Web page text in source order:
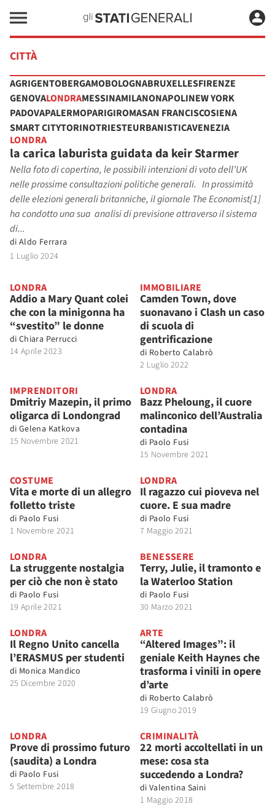
CITTÀ
AGRIGENTOBERGAMOBOLOGNABRUXELLESFIRENZE
GENOVALONDRAMESSINAMILANONAPOLINEW YORK
PADOVAPALERMOPARIGIROMASAN FRANCISCOSIENA
SMART CITYTORINOTRIESTEURBANISTICAVENEZIA
LONDRA
la carica laburista guidata da keir Starmer
Nella foto di copertina, le possibili intenzioni di voto dell’UK
nelle prossime consultazioni politiche generali. In prossimità
delle elezioni generali britanniche, il giornale The Economist[1]
ha condotto una sua analisi di previsione attraverso il sistema
di...
di Aldo Ferrara
1 Luglio 2024
LONDRA
Addio a Mary Quant colei
che con la minigonna ha
“svestito” le donne
di Chiara Perrucci
14 Aprile 2023
IMMOBILIARE
Camden Town, dove
suonavano i Clash un caso
di scuola di
gentrificazione
di Roberto Calabrò
2 Luglio 2022
IMPRENDITORI
Dmitriy Mazepin, il primo
oligarca di Londongrad
di Gelena Katkova
15 Novembre 2021
LONDRA
Bazz Pheloung, il cuore
malinconico dell’Australia
contadina
di Paolo Fusi
15 Novembre 2021
COSTUME
Vita e morte di un allegro
folletto triste
di Paolo Fusi
1 Novembre 2021
LONDRA
Il ragazzo cui pioveva nel
cuore. E sua madre
di Paolo Fusi
7 Maggio 2021
LONDRA
La struggente nostalgia
per ciò che non è stato
di Paolo Fusi
19 Aprile 2021
BENESSERE
Terry, Julie, il tramonto e
la Waterloo Station
di Paolo Fusi
30 Marzo 2021
LONDRA
Il Regno Unito cancella
l’ERASMUS per studenti
di Monica Mandico
25 Dicembre 2020
ARTE
“Altered Images”: il
geniale Keith Haynes che
trasforma i vinili in opere
d’arte
di Roberto Calabrò
19 Giugno 2019
LONDRA
Prove di prossimo futuro
(saudita) a Londra
di Paolo Fusi
5 Settembre 2018
CRIMINALITÀ
22 morti accoltellati in un
mese: cosa sta
succedendo a Londra?
di Valentina Saini
1 Maggio 2018